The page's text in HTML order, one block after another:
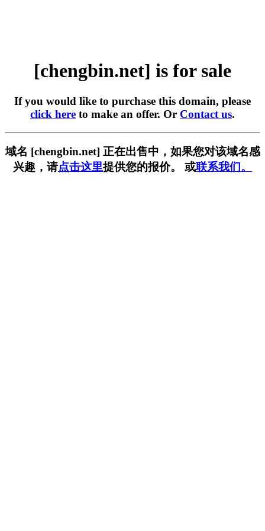
[chengbin.net] is for sale
If you would like to purchase this domain, please
click here to make an offer. Or Contact us.
域名 [chengbin.net] 正在出售中，如果您对该域名感
兴趣，请点击这里提供您的报价。 或联系我们。